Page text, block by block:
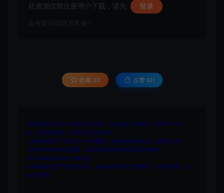
此资源仅限注册用户下载，请先 登录
如有疑问请联系客服！
收藏 (0) 点赞 (0)
1.网站内所有文件均为网络共享资源，本站仅做打包整理。仅用于学习交
流，严禁商业用途，否则自行承担后果。
2.所有资源请于下载后24小时内删除。如需体验更多乐趣，请购买正版！
3.所有内容均来自互联网。如侵犯您的版权或利益请发送邮件：
cvformat#gmail.com (#换为@)
4.本站收费仅用于资源的保存、备份和分享所产生的费用，不用于盈利，亦
无任何盈利。